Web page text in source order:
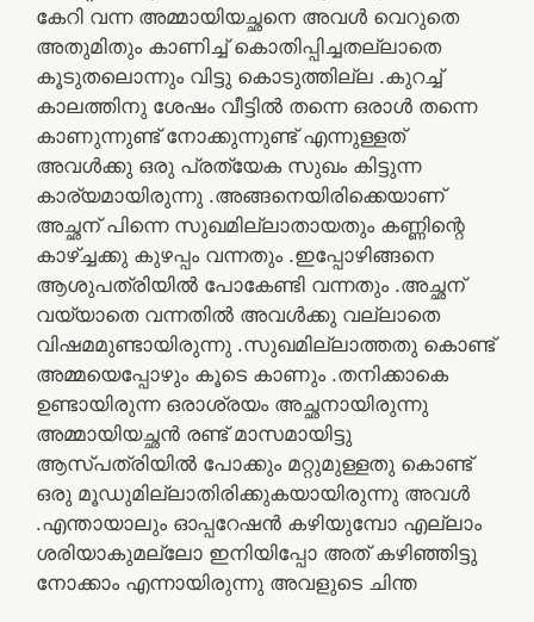
കേറി വന്ന അമ്മായിയച്ഛനെ അവൾ വെറുതെ
അതുമിതും കാണിച്ച് കൊതിപ്പിച്ചതല്ലാതെ
കൂടുതലൊന്നും വിട്ടു കൊടുത്തില്ല .കുറച്ച്
കാലത്തിനു ശേഷം വീട്ടിൽ തന്നെ ഒരാൾ തന്നെ
കാണുന്നുണ്ട് നോക്കുന്നുണ്ട് എന്നുള്ളത്
അവൾക്കു ഒരു പ്രത്യേക സുഖം കിട്ടുന്ന
കാര്യമായിരുന്നു .അങ്ങനെയിരിക്കെയാണ്
അച്ഛന് പിന്നെ സുഖമില്ലാതായതും കണ്ണിന്റെ
കാഴ്ച്ചക്കു കുഴപ്പം വന്നതും .ഇപ്പോഴിങ്ങനെ
ആശുപത്രിയിൽ പോകേണ്ടി വന്നതും .അച്ഛന്
വയ്യാതെ വന്നതിൽ അവൾക്കു വല്ലാതെ
വിഷമമുണ്ടായിരുന്നു .സുഖമില്ലാത്തതു കൊണ്ട്
അമ്മയെപ്പോഴും കൂടെ കാണും .തനിക്കാകെ
ഉണ്ടായിരുന്ന ഒരാശ്രയം അച്ഛനായിരുന്നു
അമ്മായിയച്ഛൻ രണ്ട് മാസമായിട്ടു
ആസ്പത്രിയിൽ പോക്കും മറ്റുമുള്ളതു കൊണ്ട്
ഒരു മൂഡുമില്ലാതിരിക്കുകയായിരുന്നു അവൾ
.എന്തായാലും ഓപ്പറേഷൻ കഴിയുമ്പോ എല്ലാം
ശരിയാകുമല്ലോ ഇനിയിപ്പോ അത് കഴിഞ്ഞിട്ടു
നോക്കാം എന്നായിരുന്നു അവളുടെ ചിന്ത